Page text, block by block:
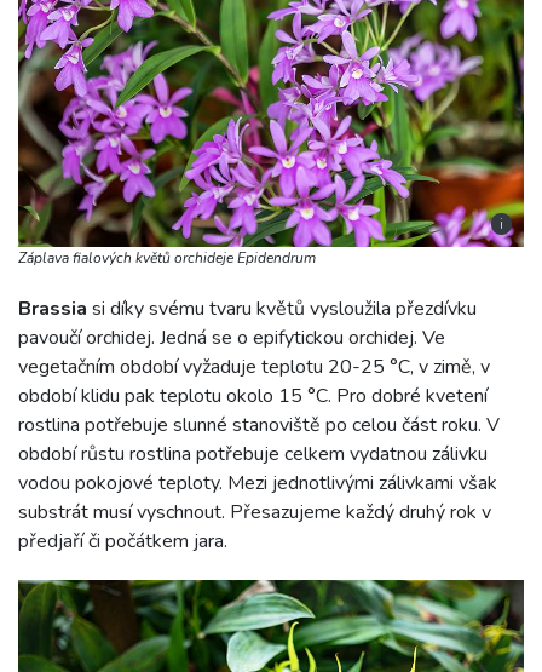
i
Záplava fialových květů orchideje Epidendrum
Brassia si díky svému tvaru květů vysloužila přezdívku
pavoučí orchidej. Jedná se o epifytickou orchidej. Ve
vegetačním období vyžaduje teplotu 20-25 °C, v zimě, v
období klidu pak teplotu okolo 15 °C. Pro dobré kvetení
rostlina potřebuje slunné stanoviště po celou část roku. V
období růstu rostlina potřebuje celkem vydatnou zálivku
vodou pokojové teploty. Mezi jednotlivými zálivkami však
substrát musí vyschnout. Přesazujeme každý druhý rok v
předjaří či počátkem jara.